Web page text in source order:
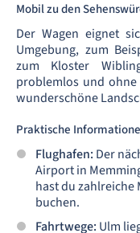
Mobil zu den
Der Wagen eignet
Umgebung, zum
zum Kloster
problemlos und ohne
wunderschöne
Praktische
Flughafen: Der
Airport in
hast du zahlreiche
buchen.
Fahrtwege: Ulm